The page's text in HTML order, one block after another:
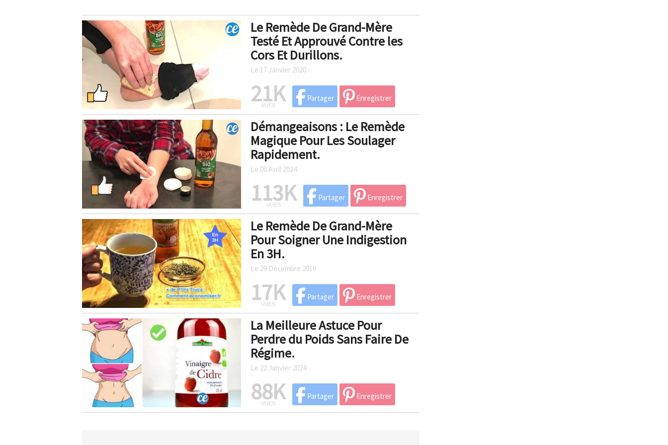
Le Remède De Grand-Mère
Testé Et Approuvé Contre les
Cors Et Durillons.
Le 17 Janvier 2020
21K
VUES
Partager Enregistrer
Démangeaisons : Le Remède
Magique Pour Les Soulager
Rapidement.
Le 06 Avril 2024
113K
VUES
Partager Enregistrer
Le Remède De Grand-Mère
Pour Soigner Une Indigestion
En 3H.
Le 29 Décembre 2019
17K
VUES
Partager Enregistrer
La Meilleure Astuce Pour
Perdre du Poids Sans Faire De
Régime.
Le 22 Janvier 2024
88K
VUES
Partager Enregistrer